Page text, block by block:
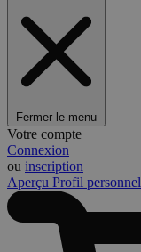
Fermer le menu
Votre compte
Connexion
ou inscription
Aperçu Profil personnel